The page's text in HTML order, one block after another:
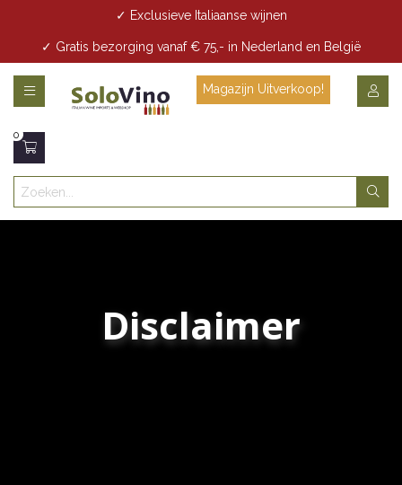
✓ Exclusieve Italiaanse wijnen
✓ Gratis bezorging vanaf € 75,- in Nederland en België
✓ Gratis bezorging vanaf € 35,- in Den Haag
Magazijn Uitverkoop!
0
Disclaimer